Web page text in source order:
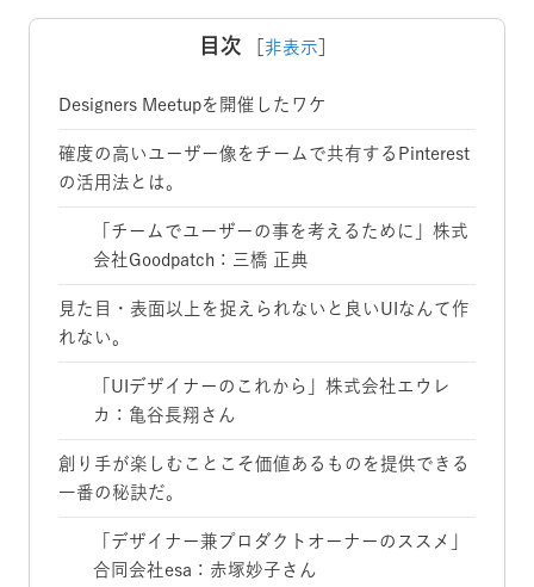
目次 非表示
Designers Meetupを開催したワケ
確度の高いユーザー像をチームで共有するPinterest
の活用法とは。
「チームでユーザーの事を考えるために」株式
会社Goodpatch：三橋 正典
見た目・表面以上を捉えられないと良いUIなんて作
れない。
「UIデザイナーのこれから」株式会社エウレ
カ：亀谷長翔さん
創り手が楽しむことこそ価値あるものを提供できる
一番の秘訣だ。
「デザイナー兼プロダクトオーナーのススメ」
合同会社esa：赤塚妙子さん